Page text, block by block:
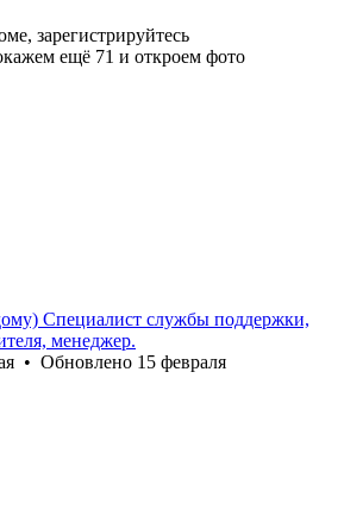
зарегистрируйтесь
ещё 71 и откроем фото
Специалист службы поддержки,
менеджер.
• Обновлено 15 февраля